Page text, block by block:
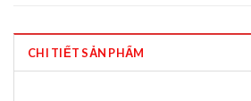
CHI TIẾT SẢN PHẨM